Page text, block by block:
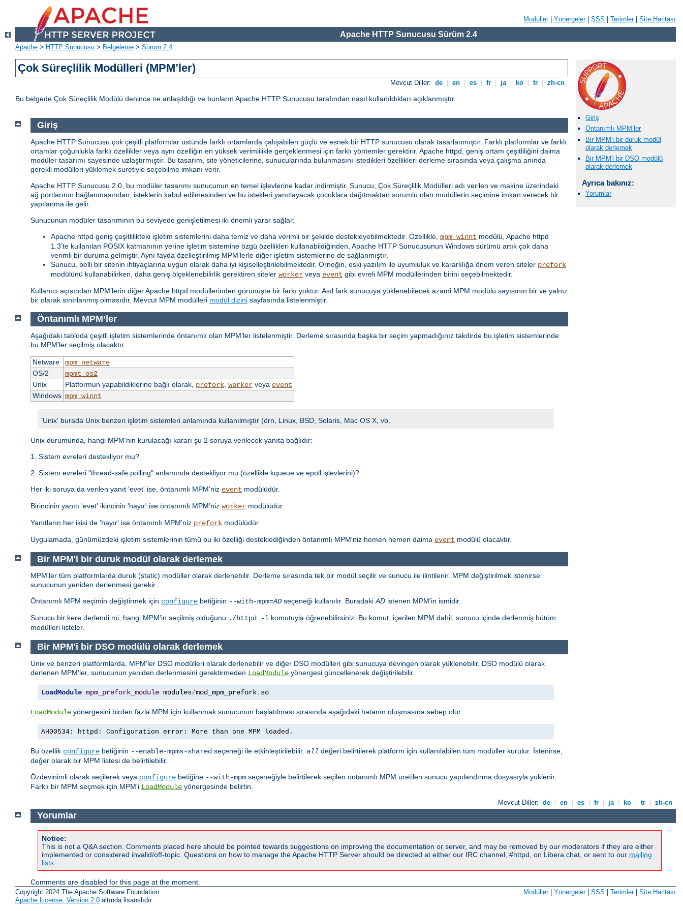
Modüller| Yönergeler| SSS Terimler| Site Haritası
Apache HTTP Sunucusu Sürüm 2.4
Apache > HTTP Sunucusu > Belgeleme > Sürüm 2.4
Çok Süreçlilik Modülleri (MPM’ler)
Mevcut Diller: de en es fr ja ko tr zh-cn
Bu belgede Çok Süreçlilik Modülü denince ne anlaşıldığı ve bunların Apache HTTP Sunucusu tarafından nasıl kullanıldıkları açıklanmıştır.
Giriş
Öntanımlı MPM’ler
Bir MPM'i bir duruk modül
olarak derlemek
Bir MPM'i bir DSO modülü
olarak derlemek
Ayrıca bakınız:
Yorumlar
Giriş
Apache HTTP Sunucusu çok çeşitli platformlar üstünde farklı ortamlarda çalışabilen güçlü ve esnek bir HTTP sunucusu olarak tasarlanmıştır. Farklı platformlar ve farklı
ortamlar çoğunlukla farklı özellikler veya aynı özelliğin en yüksek verimlilikle gerçeklenmesi için farklı yöntemler gerektirir. Apache httpd, geniş ortam çeşitliliğini daima
modüler tasarımı sayesinde uzlaştırmıştır. Bu tasarım, site yöneticilerine, sunucularında bulunmasını istedikleri özellikleri derleme sırasında veya çalışma anında
gerekli modülleri yüklemek suretiyle seçebilme imkanı verir.
Apache HTTP Sunucusu 2.0, bu modüler tasarımı sunucunun en temel işlevlerine kadar indirmiştir. Sunucu, Çok Süreçlilik Modülleri adı verilen ve makine üzerindeki
ağ portlarının bağlanmasından, isteklerin kabul edilmesinden ve bu istekleri yanıtlayacak çocuklara dağıtmaktan sorumlu olan modüllerin seçimine imkan verecek bir
yapılanma ile gelir.
Sunucunun modüler tasarımının bu seviyede genişletilmesi iki önemli yarar sağlar:
Apache httpd geniş çeşitlilikteki işletim sistemlerini daha temiz ve daha verimli bir şekilde destekleyebilmektedir. Özellikle, mpm_winnt modülü, Apache httpd
1.3’te kullanılan POSIX katmanının yerine işletim sistemine özgü özellikleri kullanabildiğinden, Apache HTTP Sunucusunun Windows sürümü artık çok daha
verimli bir duruma gelmiştir. Aynı fayda özelleştirilmiş MPM’lerle diğer işletim sistemlerine de sağlanmıştır.
Sunucu, belli bir sitenin ihtiyaçlarına uygun olarak daha iyi kişiselleştirilebilmektedir. Örneğin, eski yazılım ile uyumluluk ve kararlılığa önem veren siteler prefork
modülünü kullanabilirken, daha geniş ölçeklenebilirlik gerektiren siteler worker veya event gibi evreli MPM modüllerinden birini seçebilmektedir.
Kullanıcı açısından MPM’lerin diğer Apache httpd modüllerinden görünüşte bir farkı yoktur. Asıl fark sunucuya yüklenebilecek azami MPM modülü sayısının bir ve yalnız
bir olarak sınırlanmış olmasıdır. Mevcut MPM modülleri modül dizini sayfasında listelenmiştir.
Öntanımlı MPM’ler
Aşağıdaki tabloda çeşitli işletim sistemlerinde öntanımlı olan MPM’ler listelenmiştir. Derleme sırasında başka bir seçim yapmadığınız takdirde bu işletim sistemlerinde
bu MPM’ler seçilmiş olacaktır.
Netware
mpm_netware
OS/2
mpmt_os2
Unix
Platformun yapabildiklerine bağlı olarak, prefork, workerveya event
Windows mpm_winnt
'Unix' burada Unix benzeri işletim sistemleri anlamında kullanılmıştır (örn, Linux, BSD, Solaris, Mac OS X, vb.
Unix durumunda, hangi MPM'nin kurulacağı kararı şu 2 soruya verilecek yanıta bağlıdır:
1. Sistem evreleri destekliyor mu?
2. Sistem evreleri "thread-safe polling" anlamında destekliyor mu (özellikle kqueue ve epoll işlevlerini)?
Her iki soruya da verilen yanıt 'evet' ise, öntanımlı MPM'niz event modülüdür.
Birincinin yanıtı 'evet' ikincinin 'hayır' ise öntanımlı MPM'niz worker modülüdür.
Yanıtların her ikisi de 'hayır' ise öntanımlı MPM'niz prefork modülüdür.
Uygulamada, günümüzdeki işletim sistemlerinin tümü bu iki özelliği desteklediğinden öntanımlı MPM'niz hemen hemen daima event modülü olacaktır.
Bir MPM'i bir duruk modül olarak derlemek
MPM'ler tüm platformlarda duruk (static) modüller olarak derlenebilir. Derleme sırasında tek bir modül seçilir ve sunucu ile ilintilenir. MPM değiştirilmek istenirse
sunucunun yeniden derlenmesi gerekir.
Öntanımlı MPM seçimin değiştirmek için configure betiğinin --with-mpm=AD seçeneği kullanılır. BuradakiAD istenen MPM'in ismidir.
Sunucu bir kere derlendi mi, hangi MPM'in seçilmiş olduğunu ./httpd -l komutuyla öğrenebilirsiniz. Bu komut, içerilen MPM dahil, sunucu içinde derlenmiş bütüm
modülleri listeler.
Bir MPM'i bir DSO modülü olarak derlemek
Unix ve benzeri platformlarda, MPM'ler DSO modülleri olarak derlenebilir ve diğer DSO modülleri gibi sunucuya devingen olarak yüklenebilir. DSO modülü olarak
derlenen MPM'ler, sunucunun yeniden derlenmesini gerektirmeden LoadModule yönergesi güncellenerek değiştirilebilir.
LoadModule mpm_prefork_module modules/mod_mpm_prefork. so
LoadModule yönergesini birden fazla MPM için kullanmak sunucunun başlatılması sırasında aşağıdaki hatanın oluşmasına sebep olur.
AH00534: httpd: Configuration error: More than one MPM loaded.
Bu özellik configure betiğinin --enable-mpms-shared seçeneği ile etkinleştirilebilir. all değeri belirtilerek platform için kullanılabilen tüm modüller kurulur. İstenirse,
değer olarak bir MPM listesi de belirtilebilir.
Özdevinimli olarak seçilerek veya configure betiğine --with-mpm seçeneğiyle belirtilerek seçilen öntanımlı MPM üretilen sunucu yapılandırma dosyasıyla yüklenir.
Farklı bir MPM seçmek için MPM'i LoadModule yönergesinde belirtin.
Mevcut Diller: de en es fr ja ko tr zh-cn
Yorumlar
Notice:
This is not a Q&A section. Comments placed here should be pointed towards suggestions on improving the documentation or server, and may be removed by our moderators if they are either
implemented or considered invalid/off-topic. Questions on how to manage the Apache HTTP Server should be directed at either our IRC channel, #httpd, on Libera.chat, or sent to our mailing
lists
Comments are disabled for this page at the moment.
Copyright 2024 The Apache Software Foundation.
Apache License, Version 2.0 altında lisanslıdır.
Modüller| Yönergeler| SSS | Terimler| Site Haritası